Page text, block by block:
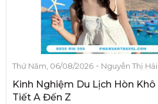
Thứ Năm, 06/08/2026 - Nguyễn Thị
Kinh Nghiệm Du Lịch Hòn
Tiết A Đến Z